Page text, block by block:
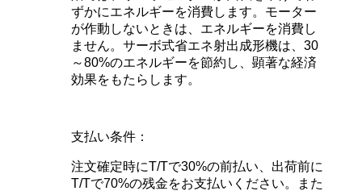
ずかにエネルギーを消費します。モーター
が作動しないときは、エネルギーを消費し
ません。サーボ式省エネ射出成形機は、30
～80%のエネルギーを節約し、顕著な経済
効果をもたらします。
支払い条件：
注文確定時にT/Tで30%の前払い、出荷前に
T/Tで70%の残金をお支払いください。また